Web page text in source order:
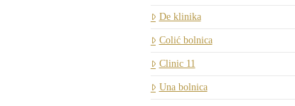
De klinika
Colić bolnica
Clinic 11
Una bolnica